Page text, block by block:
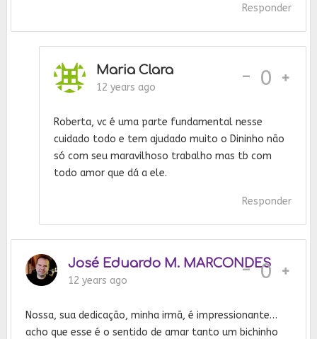
Responder
Maria Clara
12 years ago - 0
Roberta, vc é uma parte fundamental nesse
cuidado todo e tem ajudado muito o Dininho não
só com seu maravilhoso trabalho mas tb com
todo amor que dá a ele.
Responder
José Eduardo M. MARCONDES
12 years ago - 0
Nossa, sua dedicação, minha irmã, é impressionante…
acho que esse é o sentido de amar tanto um bichinho